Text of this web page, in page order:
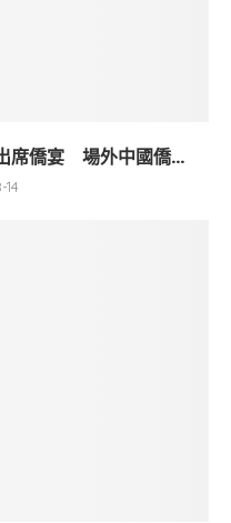
席僑宴 場外中國僑...